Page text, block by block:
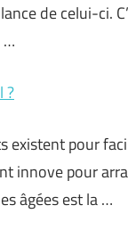
de celui-ci.
…
?
existent pour
innove pour
âgées est la …